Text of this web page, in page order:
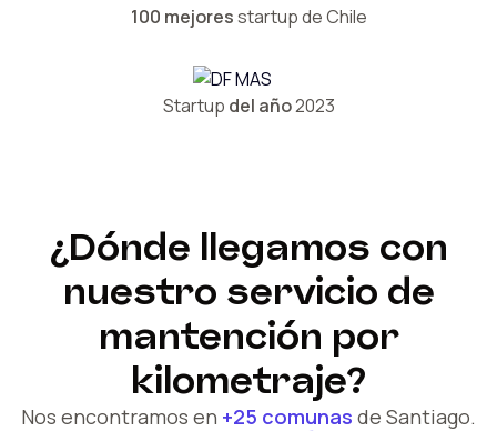
100 mejoresstartup de Chile
Startup del año2023
¿Dónde llegamos con
nuestro servicio de
mantención por
kilometraje?
Nos encontramos en +25 comunas de Santiago.